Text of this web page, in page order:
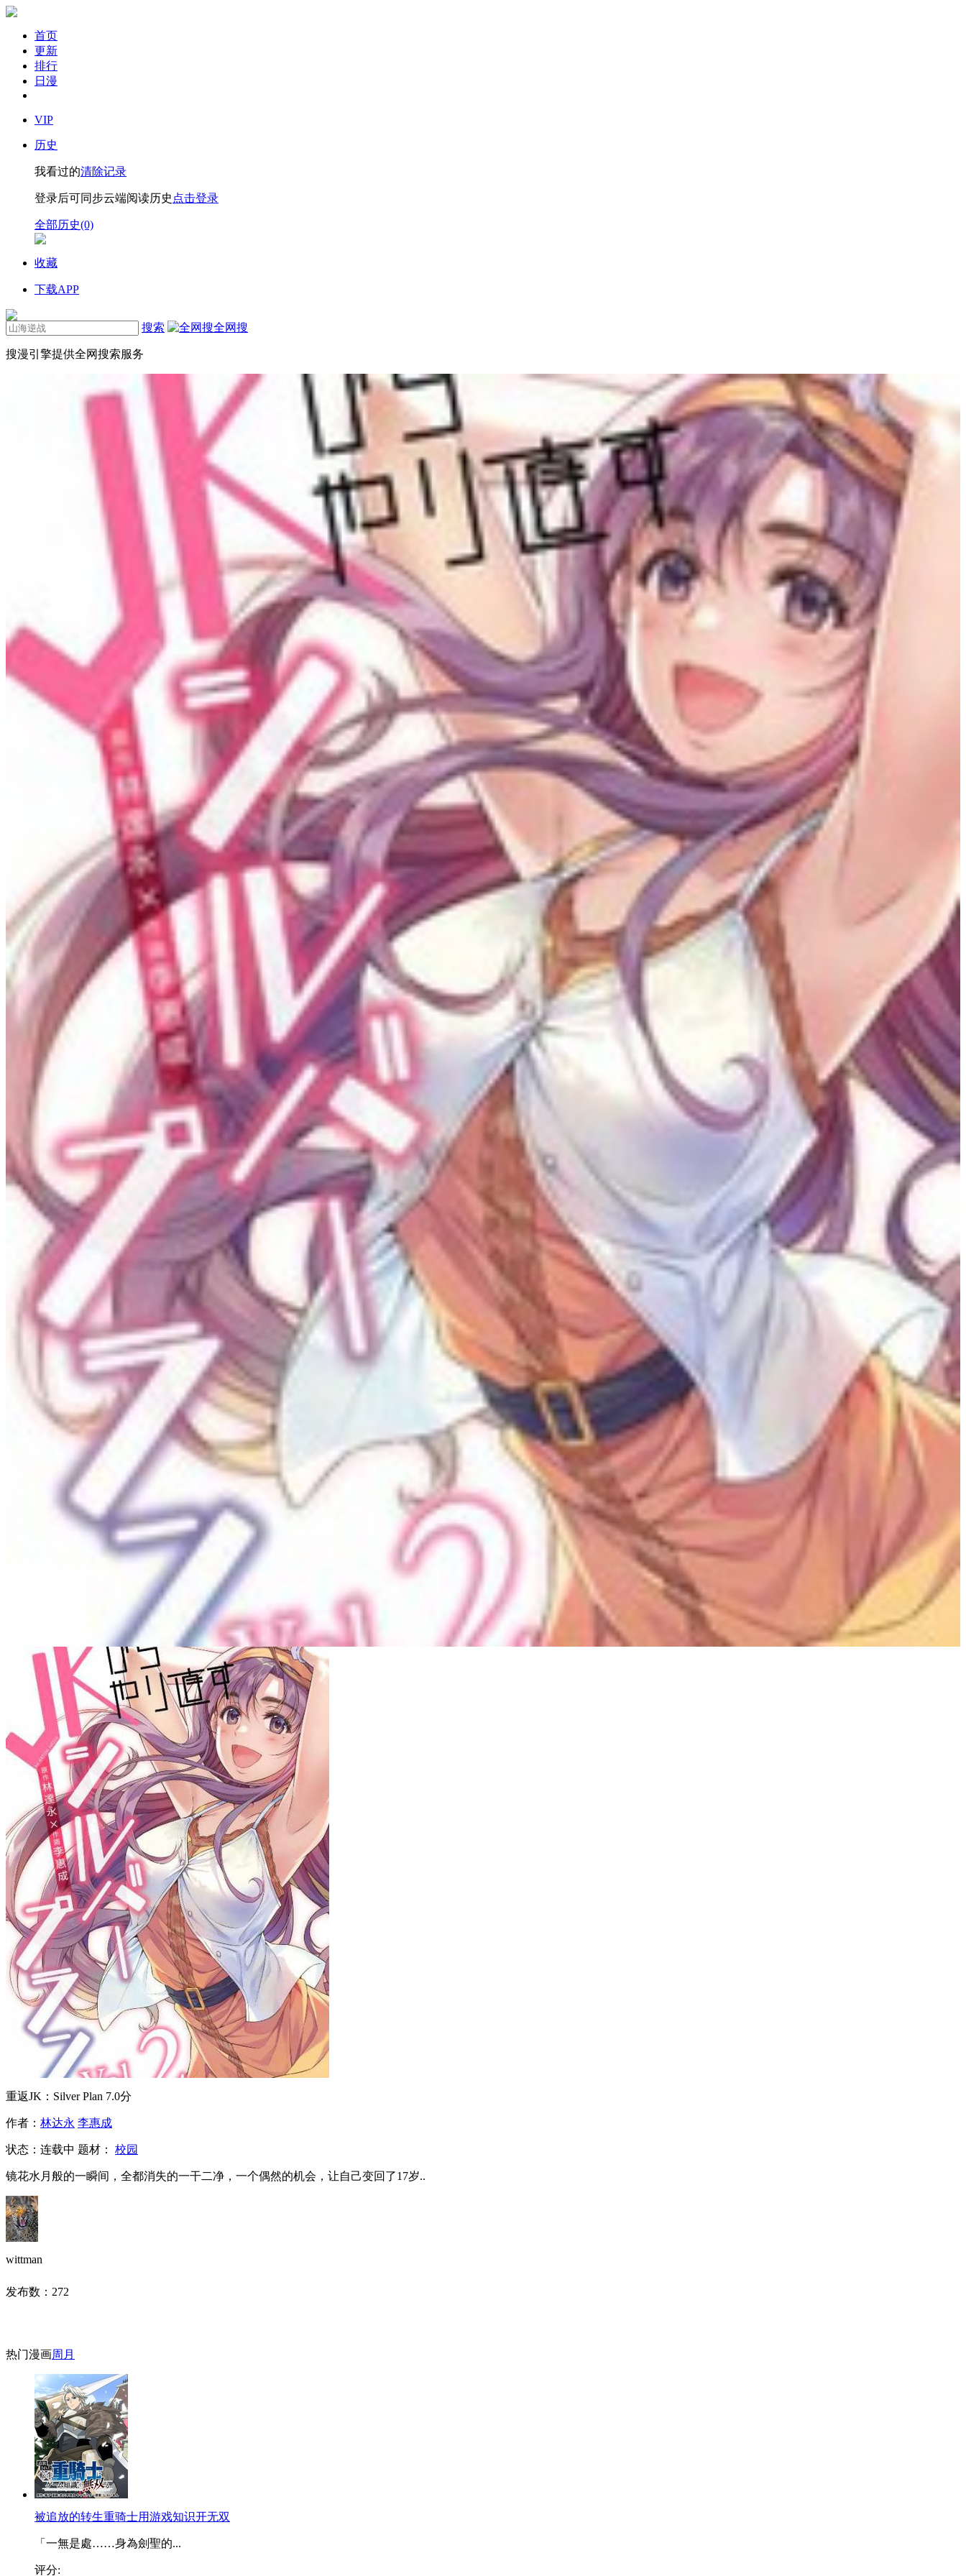
首页
更新
排行
日漫
VIP
历史
我看过的清除记录
登录后可同步云端阅读历史 点击登录
全部历史(0)
收藏
下载APP
搜索 全网搜
搜漫引擎提供全网搜索服务
重返JK：Silver Plan 7.0分
作者： 林达永 李惠成
状态： 连载中 题材： 校园
镜花水月般的一瞬间，全都消失的一干二净，一个偶然的机会，让自己变回了17岁..
wittman
发布数： 272
热门漫画周 月
被追放的转生重骑士用游戏知识开无双
「一無是處……身為劍聖的...
评分: